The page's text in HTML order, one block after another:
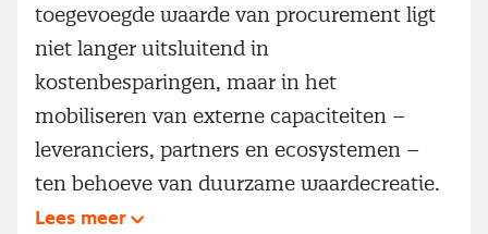
toegevoegde waarde van procurement ligt
niet langer uitsluitend in
kostenbesparingen, maar in het
mobiliseren van externe capaciteiten –
leveranciers, partners en ecosystemen –
ten behoeve van duurzame waardecreatie.
Lees meer